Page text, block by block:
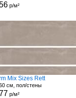
р/м²
Mix Sizes Rett
см, пол/стены
р/м²